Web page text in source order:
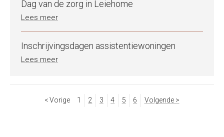
Dag van de zorg in Leiehome
Lees meer
Inschrijvingsdagen assistentiewoningen
Lees meer
< Vorige 1 2 3 4 5 6 Volgende >